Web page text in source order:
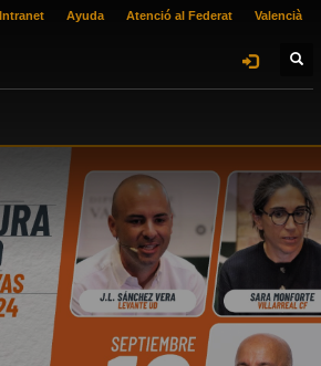
Intranet Ayuda Atenció al Federat Valencià